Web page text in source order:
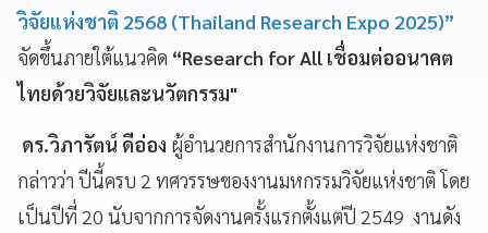
วิจัยแห่งชาติ 2568 (Thailand Research Expo 2025)”
จัดขึ้นภายใต้แนวคิด “Research for All เชื่อมต่ออนาคต
ไทยด้วยวิจัยและนวัตกรรม"
ดร.วิภารัตน์ ดีอ่อง ผู้อำนวยการสำนักงานการวิจัยแห่งชาติ
กล่าวว่า ปีนี้ครบ 2 ทศวรรษของงานมหกรรมวิจัยแห่งชาติ โดย
เป็นปีที่ 20 นับจากการจัดงานครั้งแรกตั้งแต่ปี 2549 งานดัง